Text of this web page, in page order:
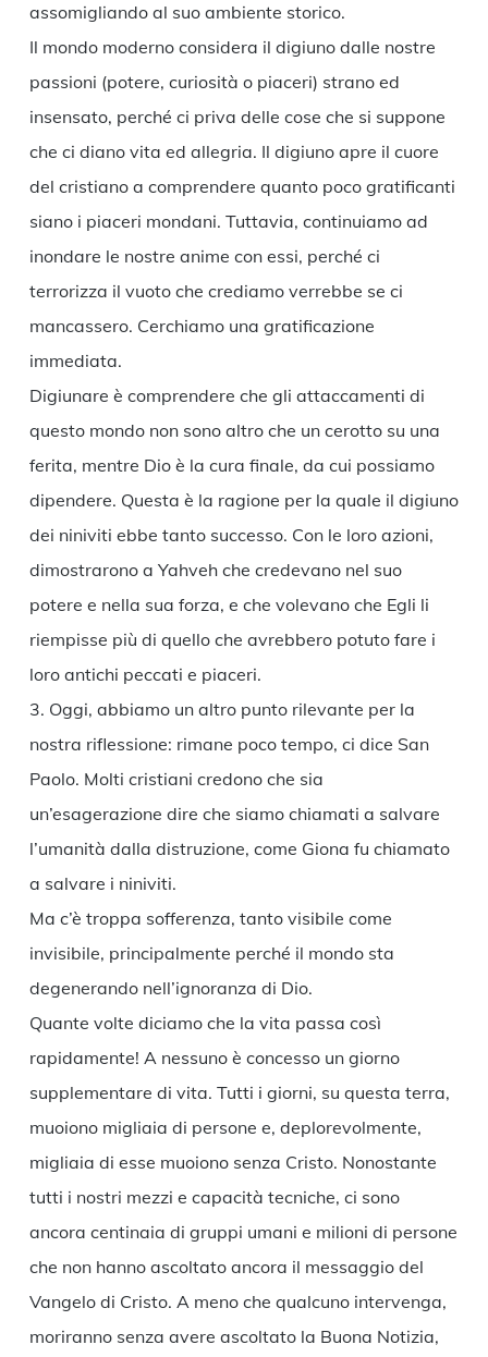
assomigliando al suo ambiente storico.
Il mondo moderno considera il digiuno dalle nostre
passioni (potere, curiosità o piaceri) strano ed
insensato, perché ci priva delle cose che si suppone
che ci diano vita ed allegria. Il digiuno apre il cuore
del cristiano a comprendere quanto poco gratificanti
siano i piaceri mondani. Tuttavia, continuiamo ad
inondare le nostre anime con essi, perché ci
terrorizza il vuoto che crediamo verrebbe se ci
mancassero. Cerchiamo una gratificazione
immediata.
Digiunare è comprendere che gli attaccamenti di
questo mondo non sono altro che un cerotto su una
ferita, mentre Dio è la cura finale, da cui possiamo
dipendere. Questa è la ragione per la quale il digiuno
dei niniviti ebbe tanto successo. Con le loro azioni,
dimostrarono a Yahveh che credevano nel suo
potere e nella sua forza, e che volevano che Egli li
riempisse più di quello che avrebbero potuto fare i
loro antichi peccati e piaceri.
3. Oggi, abbiamo un altro punto rilevante per la
nostra riflessione: rimane poco tempo, ci dice San
Paolo. Molti cristiani credono che sia
un’esagerazione dire che siamo chiamati a salvare
l’umanità dalla distruzione, come Giona fu chiamato
a salvare i niniviti.
Ma c’è troppa sofferenza, tanto visibile come
invisibile, principalmente perché il mondo sta
degenerando nell’ignoranza di Dio.
Quante volte diciamo che la vita passa così
rapidamente! A nessuno è concesso un giorno
supplementare di vita. Tutti i giorni, su questa terra,
muoiono migliaia di persone e, deplorevolmente,
migliaia di esse muoiono senza Cristo. Nonostante
tutti i nostri mezzi e capacità tecniche, ci sono
ancora centinaia di gruppi umani e milioni di persone
che non hanno ascoltato ancora il messaggio del
Vangelo di Cristo. A meno che qualcuno intervenga,
moriranno senza avere ascoltato la Buona Notizia,